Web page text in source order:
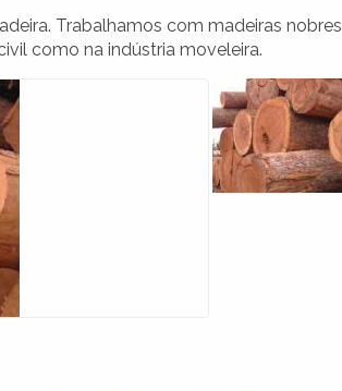
Trabalhamos com madeiras nobres,
como na indústria moveleira.